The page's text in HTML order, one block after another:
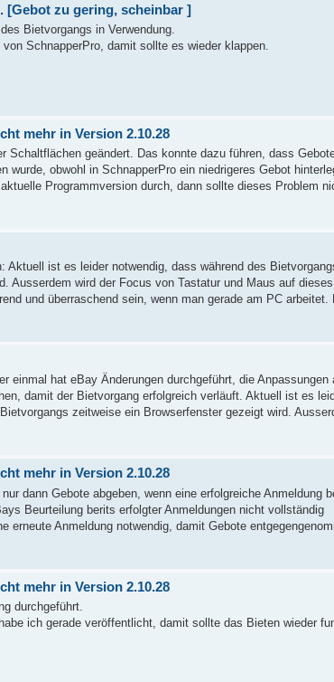
[Gebot zu gering, scheinbar ]
Bietvorgangs in Verwendung.
SchnapperPro, damit sollte es wieder klappen.
mehr in Version 2.10.28
Schaltflächen geändert. Das konnte dazu führen, dass
wurde, obwohl in SchnapperPro ein niedrigeres Gebot
Programmversion durch, dann sollte dieses Problem
Aktuell ist es leider notwendig, dass während des
Ausserdem wird der Focus von Tastatur und Maus auf
und überraschend sein, wenn man gerade am PC arbeitet.
einmal hat eBay Änderungen durchgeführt, die Anpassungen
damit der Bietvorgang erfolgreich verläuft. Aktuell ist es
zeitweise ein Browserfenster gezeigt wird.
mehr in Version 2.10.28
dann Gebote abgeben, wenn eine erfolgreiche Anmeldung
Beurteilung berits erfolgter Anmeldungen nicht vollständig
erneute Anmeldung notwendig, damit Gebote
mehr in Version 2.10.28
durchgeführt.
ich gerade veröffentlicht, damit sollte das Bieten wieder